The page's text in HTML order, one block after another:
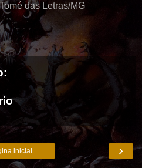
das Letras/MG
›
inicial